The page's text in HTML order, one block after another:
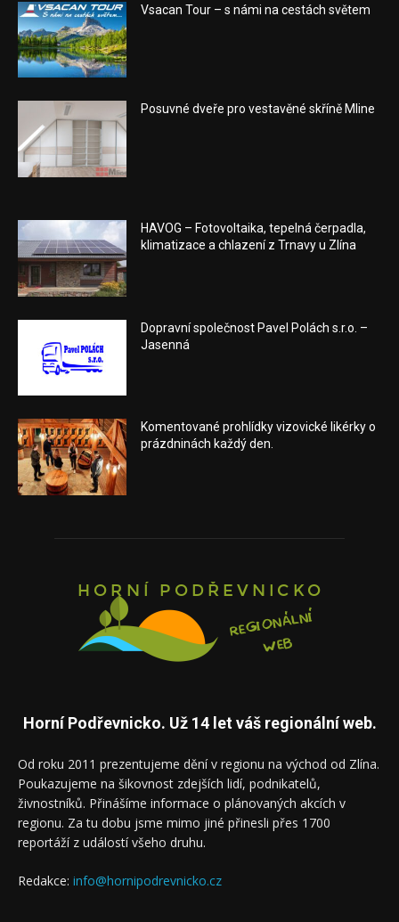
Vsacan Tour – s námi na cestách světem
Posuvné dveře pro vestavěné skříně Mline
HAVOG – Fotovoltaika, tepelná čerpadla,
klimatizace a chlazení z Trnavy u Zlína
Dopravní společnost Pavel Polách s.r.o. –
Jasenná
Komentované prohlídky vizovické likérky o
prázdninách každý den.
Horní Podřevnicko. Už 14 let váš regionální web.
Od roku 2011 prezentujeme dění v regionu na východ od Zlína.
Poukazujeme na šikovnost zdejších lidí, podnikatelů,
živnostníků. Přinášíme informace o plánovaných akcích v
regionu. Za tu dobu jsme mimo jiné přinesli přes 1700
reportáží z událostí všeho druhu.
Redakce: info@hornipodrevnicko.cz